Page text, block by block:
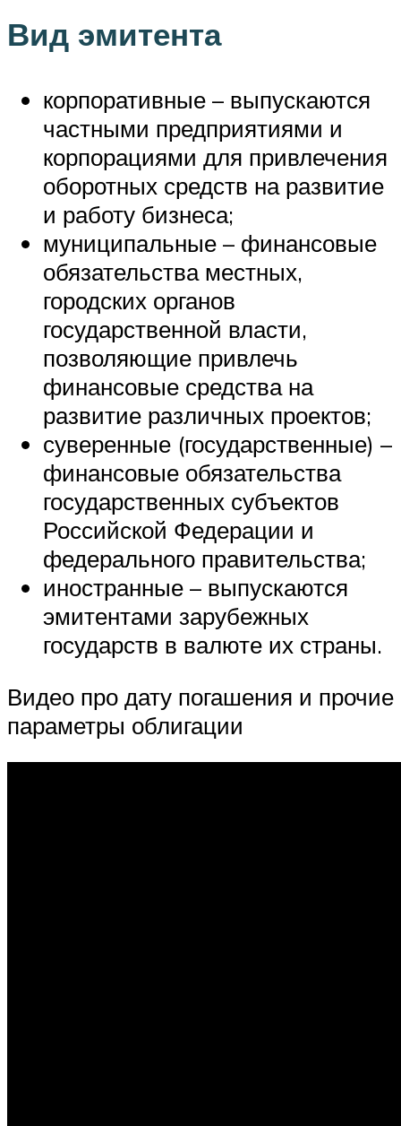
Вид эмитента
корпоративные – выпускаются
частными предприятиями и
корпорациями для привлечения
оборотных средств на развитие
и работу бизнеса;
муниципальные – финансовые
обязательства местных,
городских органов
государственной власти,
позволяющие привлечь
финансовые средства на
развитие различных проектов;
суверенные (государственные) –
финансовые обязательства
государственных субъектов
Российской Федерации и
федерального правительства;
иностранные – выпускаются
эмитентами зарубежных
государств в валюте их страны.
Видео про дату погашения и прочие
параметры облигации